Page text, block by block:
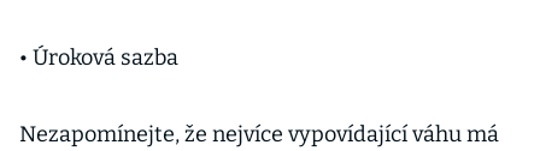
• Úroková sazba
Nezapomínejte, že nejvíce vypovídající váhu má